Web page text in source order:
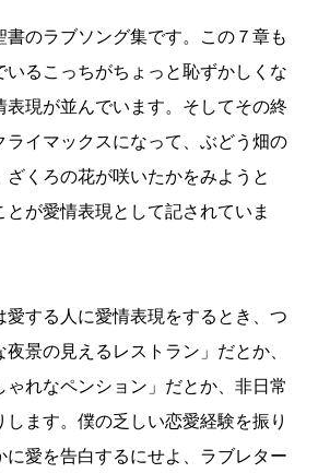
書のラブソング集です。この７章も
いるこっちがちょっと恥ずかしくな
表現が並んでいます。そしてその終
ライマックスになって、ぶどう畑の
くろの花が咲いたかをみようと
が愛情表現として記されていま
愛する人に愛情表現をするとき、つ
景の見えるレストラン」だとか、
ゃれなペンション」だとか、非日常
します。僕の乏しい恋愛経験を振り
に愛を告白するにせよ、ラブレター